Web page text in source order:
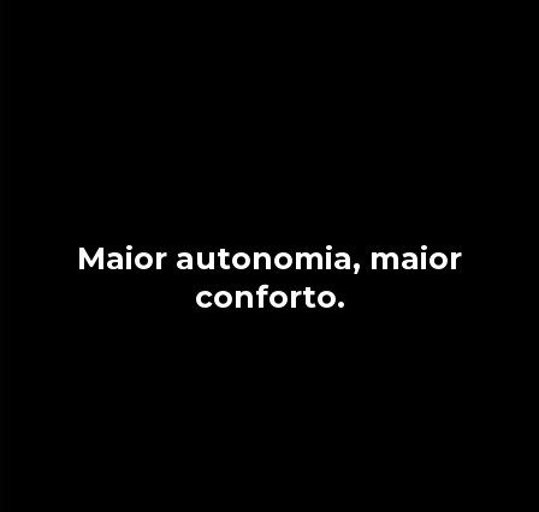
Maior autonomia, maior
conforto.